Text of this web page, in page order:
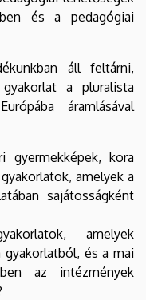
és a pedagógiai
áll feltárni,
a pluralista
áramlásával
kora
amelyek a
sajátosságként
amelyek
és a mai
az intézmények